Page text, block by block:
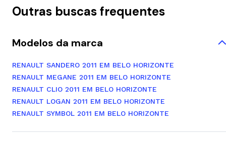
Outras buscas frequentes
Modelos da marca
RENAULT SANDERO 2011 EM BELO HORIZONTE
RENAULT MEGANE 2011 EM BELO HORIZONTE
RENAULT CLIO 2011 EM BELO HORIZONTE
RENAULT LOGAN 2011 EM BELO HORIZONTE
RENAULT SYMBOL 2011 EM BELO HORIZONTE